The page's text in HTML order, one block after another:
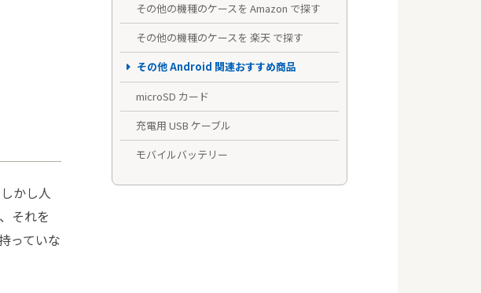
かし人
それを
っていな
その他の機種のケースを Amazon で探す
その他の機種のケースを 楽天 で探す
その他 Android 関連おすすめ商品
microSD カード
充電用 USB ケーブル
モバイルバッテリー